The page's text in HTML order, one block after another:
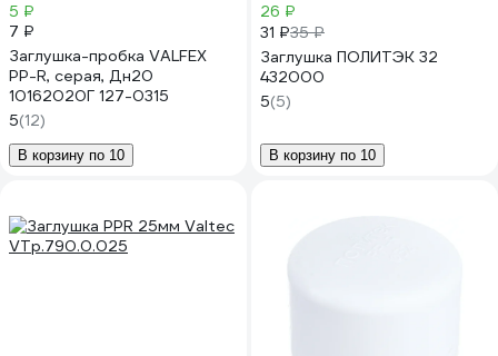
5 ₽
7 ₽
Заглушка-пробка VALFEX
PP-R, серая, Дн20
10162020Г 127-0315
5(12)
В корзину по 10
26 ₽
31 ₽35 ₽
Заглушка ПОЛИТЭК 32
432000
5(5)
В корзину по 10